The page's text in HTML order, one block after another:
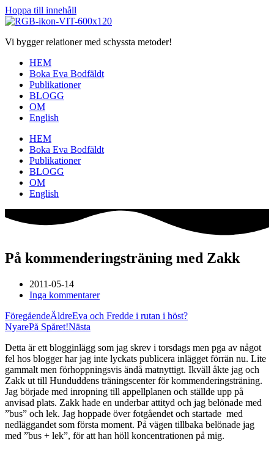
Hoppa till innehåll
Vi bygger relationer med schyssta metoder!
HEM
Boka Eva Bodfäldt
Publikationer
BLOGG
OM
English
HEM
Boka Eva Bodfäldt
Publikationer
BLOGG
OM
English
På kommenderingsträning med Zakk
2011-05-14
Inga kommentarer
FöregåendeÄldreEva och Fredde i rutan i höst?
NyarePå Spåret!Nästa
Detta är ett blogginlägg som jag skrev i torsdags men pga av något
fel hos blogger har jag inte lyckats publicera inlägget förrän nu. Lite
gammalt men förhoppningsvis ändå matnyttigt. Ikväll åkte jag och
Zakk ut till Hunduddens träningscenter för kommenderingsträning.
Jag började med inropning till appellplanen och ställde upp på
anvisad plats. Zakk hade en underbar attityd och jag belönade med
”bus” och lek. Jag hoppade över fotgåendet och startade med
nedläggandet som första moment. På vägen tillbaka belönade jag
med ”bus + lek”, för att han höll koncentrationen på mig.